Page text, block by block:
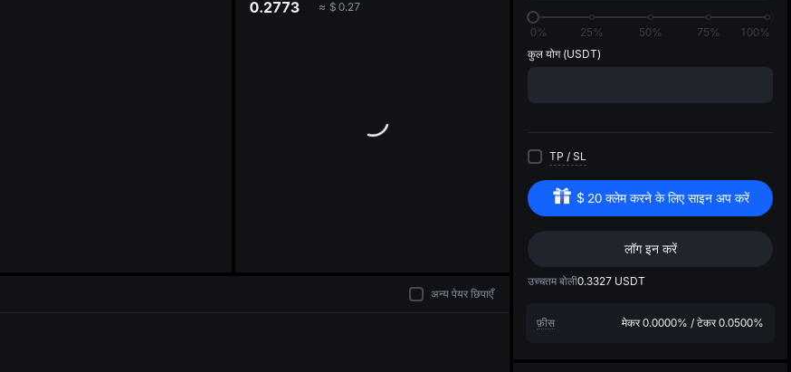
0.2773 ≈ $ 0.27
0% 25% 50% 75%
100%
कुल योग (USDT)
TP / SL
$ 20 क्लेम करने के लिए साइन अप करें
लॉग इन करें
उच्चतम बोली0.3327 USDT
फ़ीस मेकर 0.0000% / टेकर 0.0500%
अन्य पेयर छिपाएँ